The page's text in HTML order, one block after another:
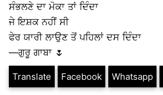
ਸੰਭਲਣੇ ਦਾ ਮੋਕਾ ਤਾਂ ਦਿੰਦਾ
ਜੇ ਇਸ਼ਕ ਨਹੀਂ ਸੀ
ਫੇਰ ਯਾਰੀ ਲਾਉਣ ਤੋਂ ਪਹਿਲਾਂ ਦਸ ਦਿੰਦਾ
—ਗੁਰੂ ਗਾਬਾ 🌷
Translate Facebook Whatsapp